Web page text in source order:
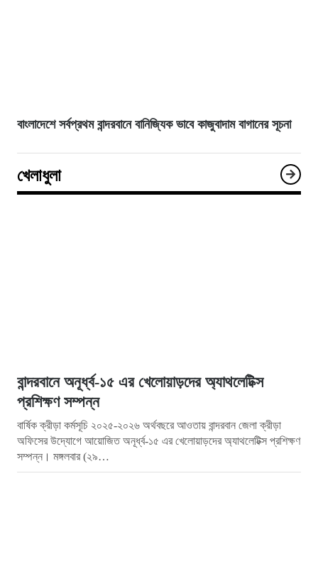
বাংলাদেশে সর্বপ্রথম বান্দরবানে বানিজ্যিক ভাবে কাজুবাদাম বাগানের সূচনা
খেলাধুলা
বান্দরবানে অনূর্ধ্ব-১৫ এর খেলোয়াড়দের অ্যাথলেটিক্স
প্রশিক্ষণ সম্পন্ন
বার্ষিক ক্রীড়া কর্মসূচি ২০২৫-২০২৬ অর্থবছরে আওতায় বান্দরবান জেলা ক্রীড়া
অফিসের উদ্যোগে আয়োজিত অনূর্ধ্ব-১৫ এর খেলোয়াড়দের অ্যাথলেটিক্স প্রশিক্ষণ
সম্পন্ন। মঙ্গলবার (২৯…